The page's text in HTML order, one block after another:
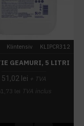
Klintensiv KLIPCR312
GEAMURI, 5 LITRI
51,02 lei + TVA
lei TVA inclus